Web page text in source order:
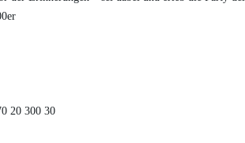
20 300 30